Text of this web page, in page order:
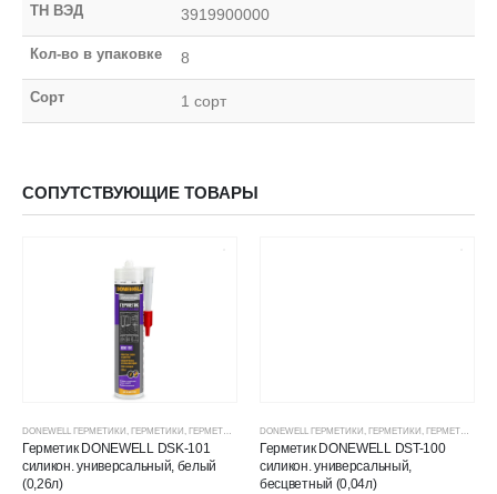
ТН ВЭД 3919900000
Кол-во в упаковке 8
Сорт 1 сорт
СОПУТСТВУЮЩИЕ ТОВАРЫ
DONEWELL ГЕРМЕТИКИ, ГЕРМЕТИКИ, ГЕРМЕТИКИ СИЛИКОНОВЫЕ ,ГЕРМЕТИКИ, КЛЕИ, ПЕНЫ,ЦЕНОВЫЕ
Герметик DONEWELL DSK-101
силикон. универсальный, белый
(0,26л)
DONEWELL ГЕРМЕТИКИ, ГЕРМЕТИКИ, ГЕРМЕТИКИ СИЛИКОНОВЫЕ
Герметик DONEWELL DST-100
силикон. универсальный,
бесцветный (0,04л)